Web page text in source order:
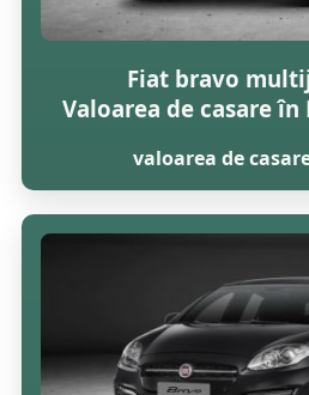
Fiat bravo
Valoarea de casare
valoarea de